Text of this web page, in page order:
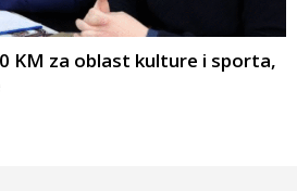
KM za oblast kulture i sporta,